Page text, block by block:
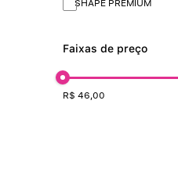
SHAPE PREMIUM
Faixas de preço
R$ 46,00